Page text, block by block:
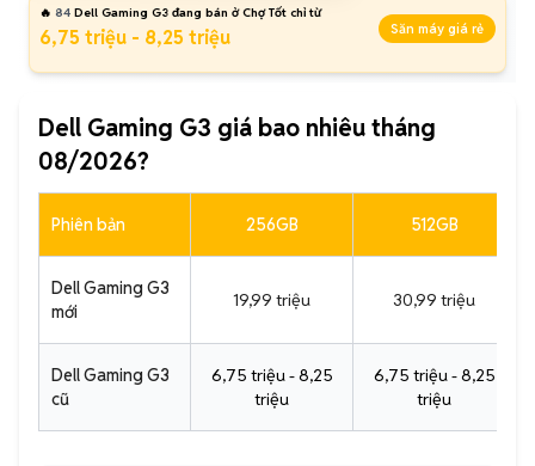
🔥 84 Dell Gaming G3 đang bán ở Chợ Tốt chỉ từ
6,75 triệu - 8,25 triệu Săn máy giá rẻ
Dell Gaming G3 giá bao nhiêu tháng
08/2026?
Phiên bản 256GB 512GB
Dell Gaming G3
mới
19,99 triệu 30,99 triệu
Dell Gaming G3
cũ
6,75 triệu - 8,25
triệu
6,75 triệu - 8,25
triệu